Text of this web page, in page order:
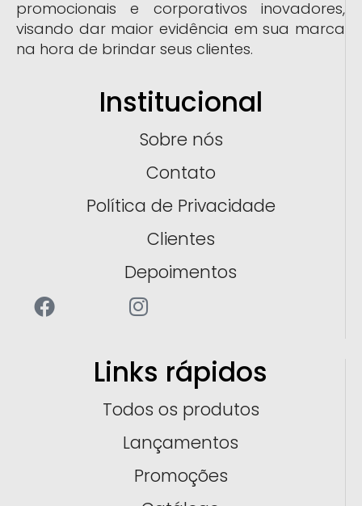
promocionais e corporativos inovadores,
visando dar maior evidência em sua marca
na hora de brindar seus clientes.
Institucional
Sobre nós
Contato
Política de Privacidade
Clientes
Depoimentos
Links rápidos
Todos os produtos
Lançamentos
Promoções